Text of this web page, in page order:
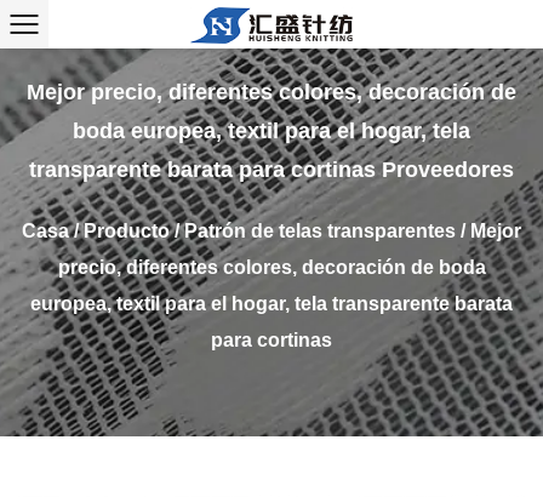
Mejor precio, diferentes colores, decoración de
boda europea, textil para el hogar, tela
transparente barata para cortinas Proveedores
Casa/Producto/Patrón de telas transparentes / Mejor
precio, diferentes colores, decoración de boda
europea, textil para el hogar, tela transparente barata
para cortinas